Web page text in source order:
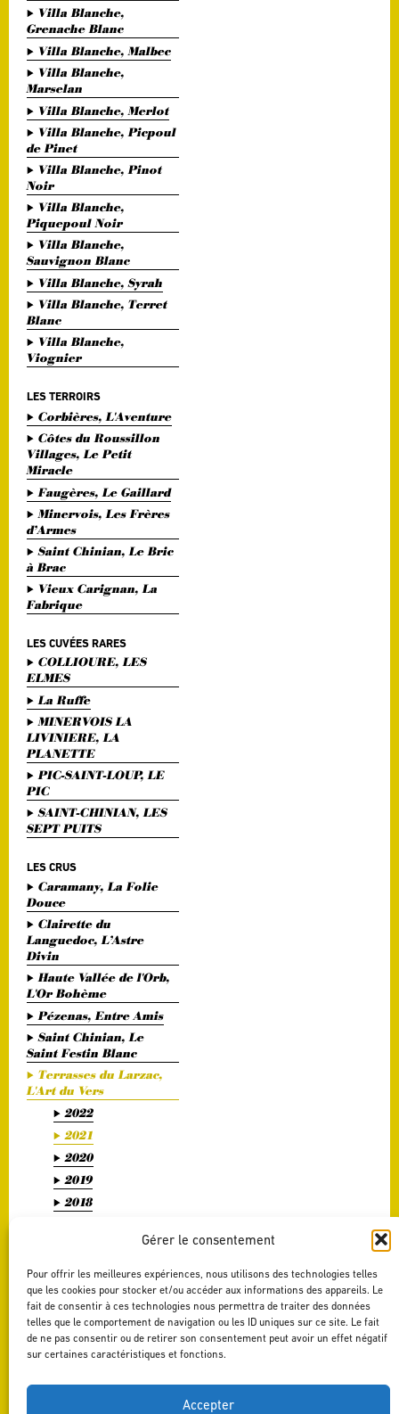
Gérer le consentement
Pour offrir les meilleures expériences, nous utilisons des technologies telles
que les cookies pour stocker et/ou accéder aux informations des appareils. Le
fait de consentir à ces technologies nous permettra de traiter des données
telles que le comportement de navigation ou les ID uniques sur ce site. Le fait
de ne pas consentir ou de retirer son consentement peut avoir un effet négatif
sur certaines caractéristiques et fonctions.
Accepter
Villa Blanche,
Grenache Blanc
Villa Blanche, Malbec
Villa Blanche,
Marselan
Villa Blanche, Merlot
Villa Blanche, Picpoul
de Pinet
Villa Blanche, Pinot
Noir
Villa Blanche,
Piquepoul Noir
Villa Blanche,
Sauvignon Blanc
Villa Blanche, Syrah
Villa Blanche, Terret
Blanc
Villa Blanche,
Viognier
LES TERROIRS
Corbières, L'Aventure
Côtes du Roussillon
Villages, Le Petit
Miracle
Faugères, Le Gaillard
Minervois, Les Frères
d’Armes
Saint Chinian, Le Bric
à Brac
Vieux Carignan, La
Fabrique
LES CUVÉES RARES
COLLIOURE, LES
ELMES
La Ruffe
MINERVOIS LA
LIVINIERE, LA
PLANETTE
PIC-SAINT-LOUP, LE
PIC
SAINT-CHINIAN, LES
SEPT PUITS
LES CRUS
Caramany, La Folie
Douce
Clairette du
Languedoc, L’Astre
Divin
Haute Vallée de l'Orb,
L'Or Bohème
Pézenas, Entre Amis
Saint Chinian, Le
Saint Festin Blanc
Terrasses du Larzac,
L'Art du Vers
2022
2021
2020
2019
2018
2015
2014
2013
2012
2011
Terrasses du Larzac,